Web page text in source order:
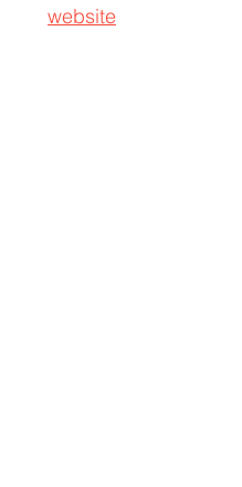
website